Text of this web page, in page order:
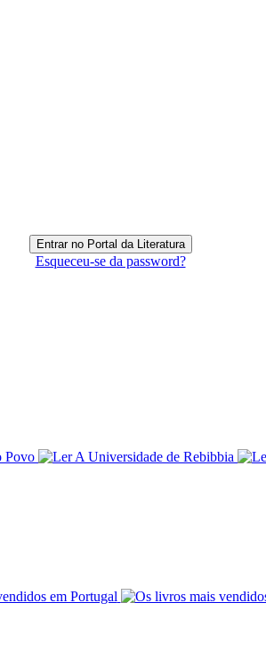
Esqueceu-se da password?